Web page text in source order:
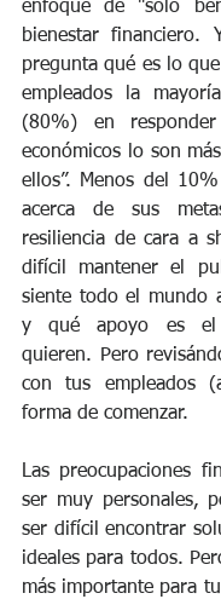
enfoque de "solo
bienestar financiero.
pregunta qué es lo
empleados la
(80%) en responder
económicos lo son
ellos”. Menos del
acerca de sus
resiliencia de cara a
difícil mantener el
siente todo el mundo
y qué apoyo es el
quieren. Pero
con tus empleados
forma de comenzar.
Las preocupaciones
ser muy personales,
ser difícil encontrar
ideales para todos.
más importante para